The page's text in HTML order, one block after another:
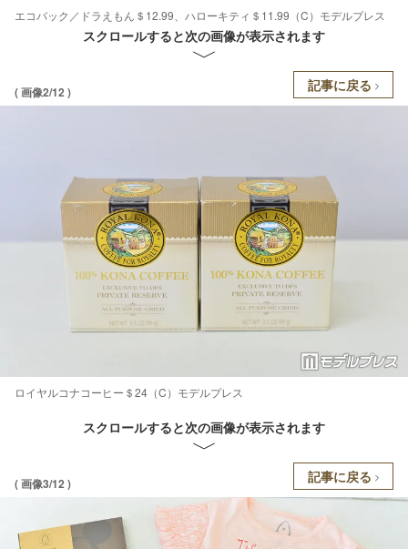
エコバック／ドラえもん＄12.99、ハローキティ＄11.99（C）モデルプレス
スクロールすると次の画像が表示されます
( 画像2/12 ) 記事に戻る
ロイヤルコナコーヒー＄24（C）モデルプレス
スクロールすると次の画像が表示されます
( 画像3/12 ) 記事に戻る